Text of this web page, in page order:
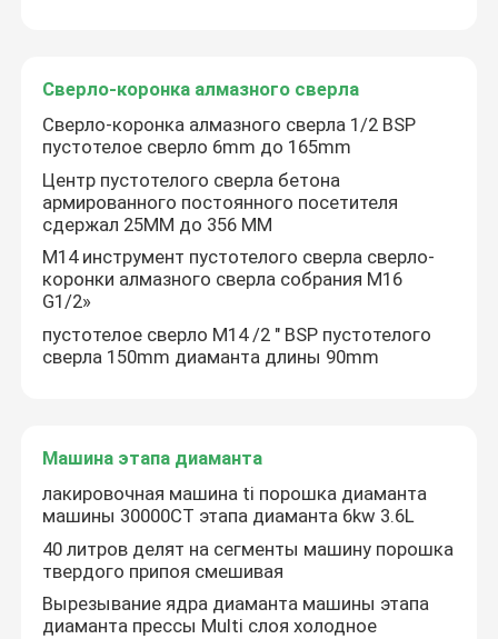
Сверло-коронка алмазного сверла
Сверло-коронка алмазного сверла 1/2 BSP
пустотелое сверло 6mm до 165mm
Центр пустотелого сверла бетона
армированного постоянного посетителя
сдержал 25MM до 356 MM
M14 инструмент пустотелого сверла сверло-
коронки алмазного сверла собрания M16
G1/2»
пустотелое сверло M14 /2 " BSP пустотелого
сверла 150mm диаманта длины 90mm
Машина этапа диаманта
лакировочная машина ti порошка диаманта
машины 30000CT этапа диаманта 6kw 3.6L
40 литров делят на сегменты машину порошка
твердого припоя смешивая
Вырезывание ядра диаманта машины этапа
диаманта прессы Multi слоя холодное